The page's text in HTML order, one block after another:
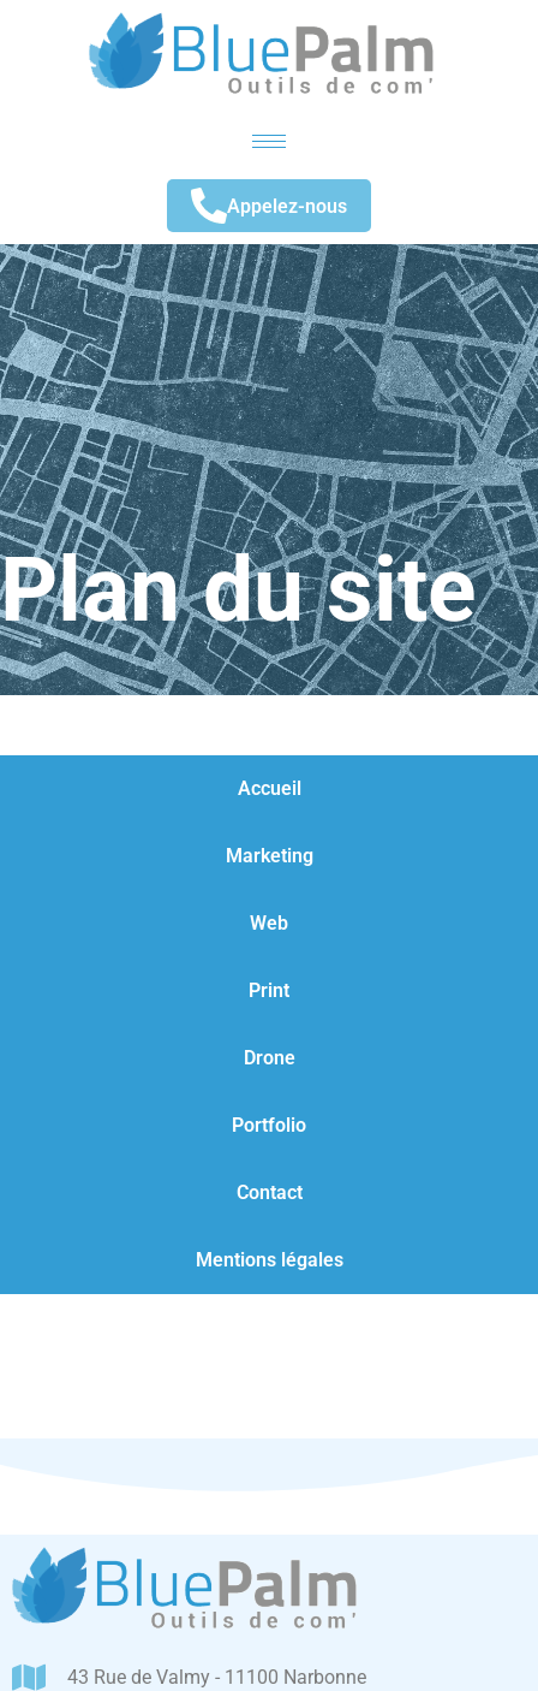
Appelez-nous
Plan du site
Accueil
Marketing
Web
Print
Drone
Portfolio
Contact
Mentions légales
43 Rue de Valmy - 11100 Narbonne